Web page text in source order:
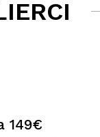
149€